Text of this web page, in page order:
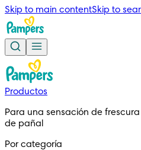
Skip to main contentSkip to
Productos
Para una sensación de
de pañal
Por categoría